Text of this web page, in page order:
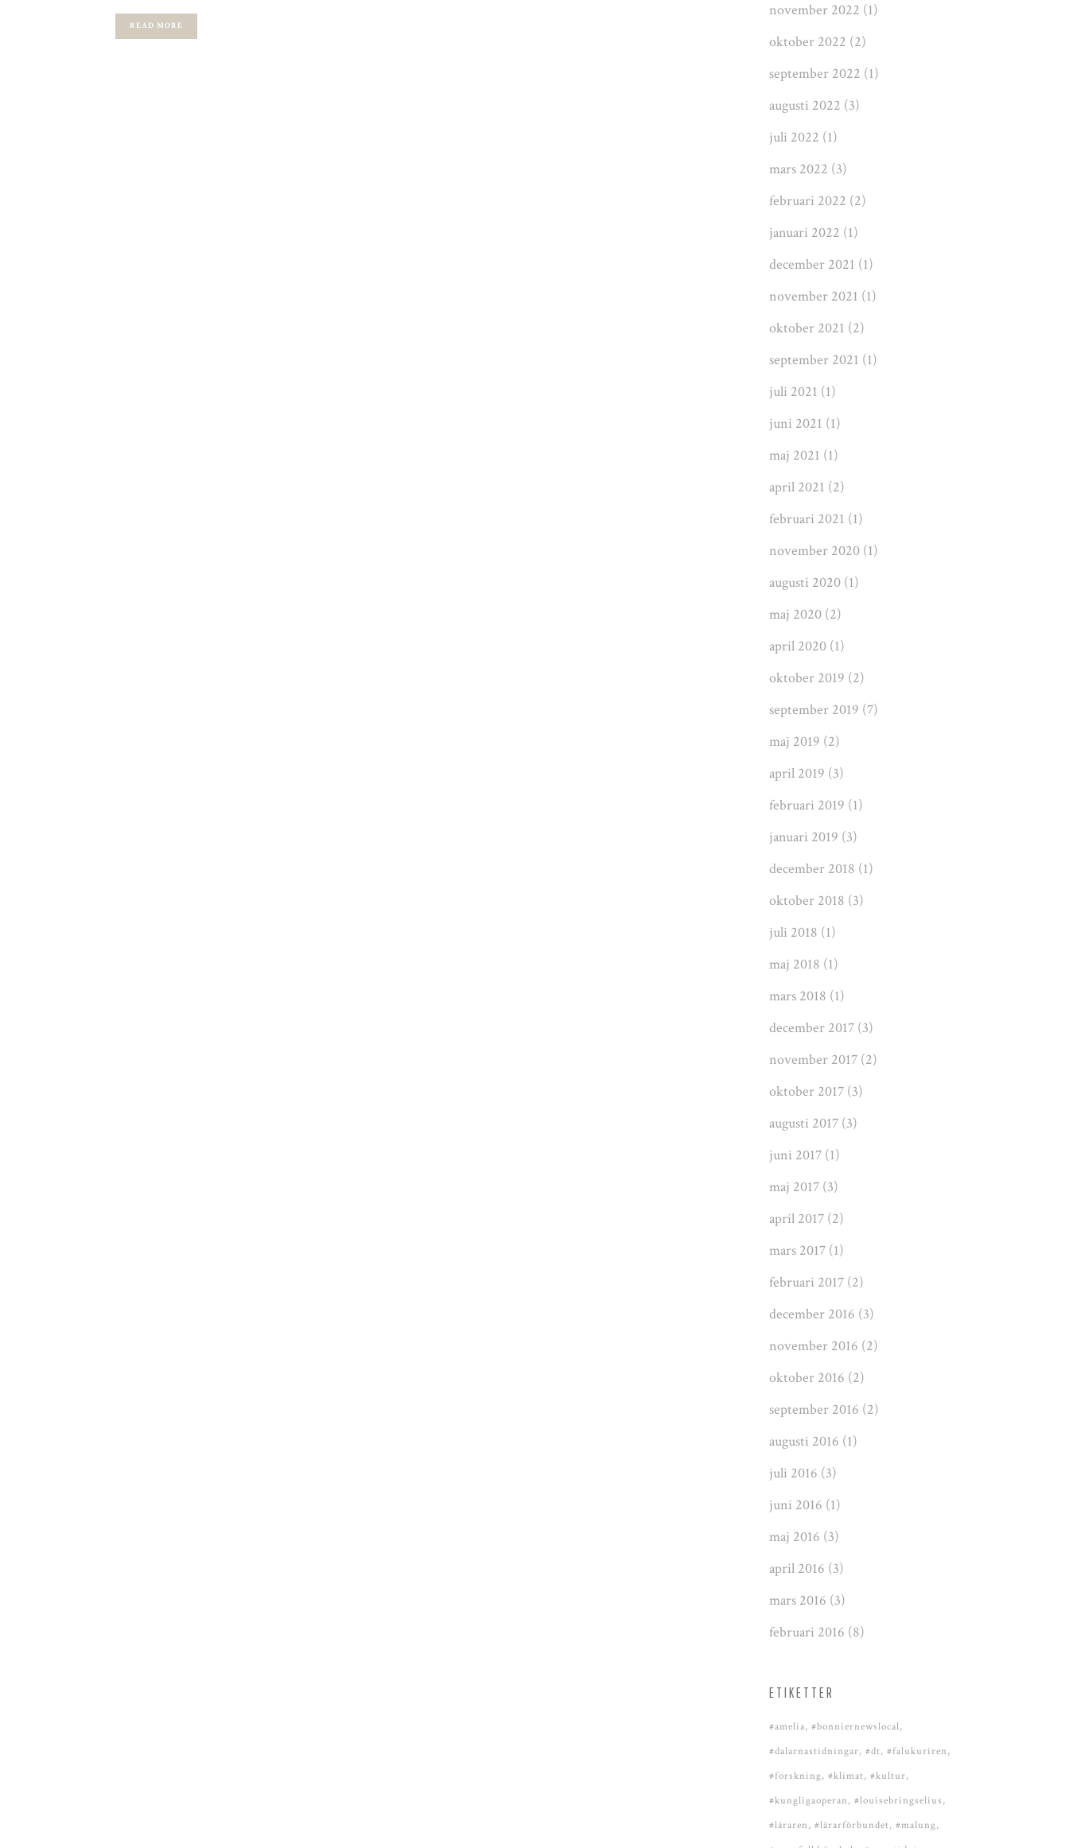
READ MORE
november 2022 (1)
oktober 2022 (2)
september 2022 (1)
augusti 2022 (3)
juli 2022 (1)
mars 2022 (3)
februari 2022 (2)
januari 2022 (1)
december 2021 (1)
november 2021 (1)
oktober 2021 (2)
september 2021 (1)
juli 2021 (1)
juni 2021 (1)
maj 2021 (1)
april 2021 (2)
februari 2021 (1)
november 2020 (1)
augusti 2020 (1)
maj 2020 (2)
april 2020 (1)
oktober 2019 (2)
september 2019 (7)
maj 2019 (2)
april 2019 (3)
februari 2019 (1)
januari 2019 (3)
december 2018 (1)
oktober 2018 (3)
juli 2018 (1)
maj 2018 (1)
mars 2018 (1)
december 2017 (3)
november 2017 (2)
oktober 2017 (3)
augusti 2017 (3)
juni 2017 (1)
maj 2017 (3)
april 2017 (2)
mars 2017 (1)
februari 2017 (2)
december 2016 (3)
november 2016 (2)
oktober 2016 (2)
september 2016 (2)
augusti 2016 (1)
juli 2016 (3)
juni 2016 (1)
maj 2016 (3)
april 2016 (3)
mars 2016 (3)
februari 2016 (8)
ETIKETTER
#amelia #bonniernewslocal
#dalarnastidningar #dt #falukuriren
#forskning #klimat #kultur
#kungligaoperan #louisebringselius
#läraren #lärarförbundet #malung